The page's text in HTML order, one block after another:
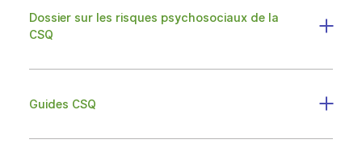
Dossier sur les risques psychosociaux de la
CSQ
Guides CSQ